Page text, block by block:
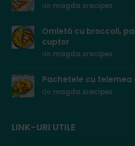
de magda.srecipes
Omletă cu broccoli,
cuptor
de magda.srecipes
Pachetele cu telemea
de magda.srecipes
LINK-URI UTILE